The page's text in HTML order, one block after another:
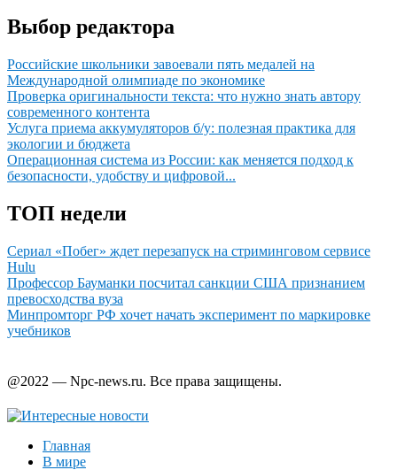
Выбор редактора
Российские школьники завоевали пять медалей на
Международной олимпиаде по экономике
Проверка оригинальности текста: что нужно знать автору
современного контента
Услуга приема аккумуляторов б/у: полезная практика для
экологии и бюджета
Операционная система из России: как меняется подход к
безопасности, удобству и цифровой...
ТОП недели
Сериал «Побег» ждет перезапуск на стриминговом сервисе
Hulu
Профессор Бауманки посчитал санкции США признанием
превосходства вуза
Минпромторг РФ хочет начать эксперимент по маркировке
учебников
@2022 — Npc-news.ru. Все права защищены.
Главная
В мире